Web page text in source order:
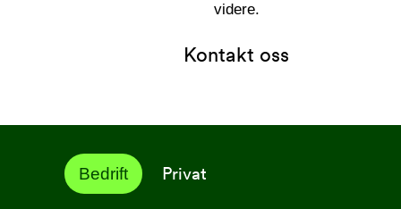
videre.
Kontakt oss
Bedrift Privat